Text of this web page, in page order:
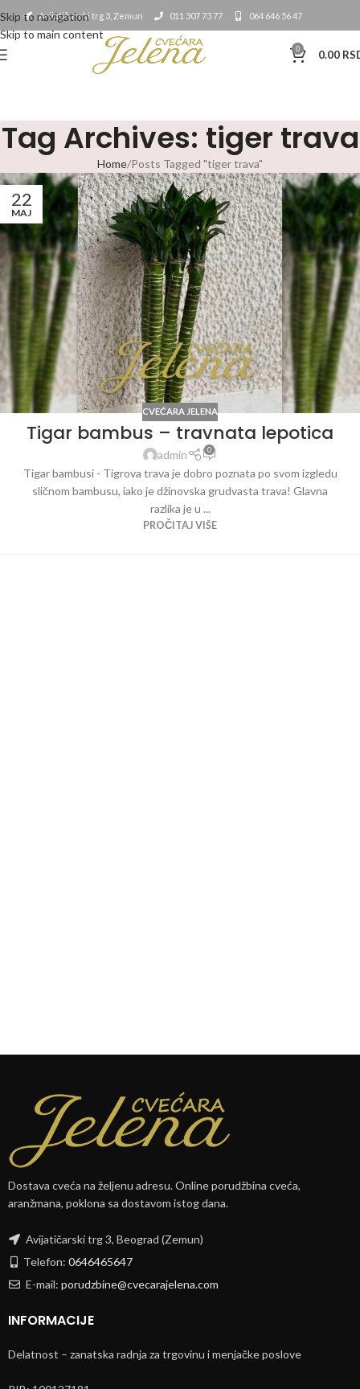
Skip to navigation
Skip to main content
Avijatičarski trg 3, Zemun 011 307 73 77 064 646 56 47
0 0.00
Tag Archives: tiger trava
Home Posts Tagged "tiger trava"
22
MAJ
CVEĆARA JELENA
Tigar bambus – travnata lepotica
admin 0
Tigar bambusi - Tigrova trava je dobro poznata po svom izgledu
sličnom bambusu, iako je džinovska grudvasta trava! Glavna
razlika je u ...
PROČITAJ VIŠE
Dostava cveća na željenu adresu. Online porudžbina cveća,
aranžmana, poklona sa dostavom istog dana.
Avijatičarski trg 3, Beograd (Zemun)
Telefon: 0646465647
E-mail: porudzbine@cvecarajelena.com
INFORMACIJE
Delatnost – zanatska radnja za trgovinu i menjačke poslove